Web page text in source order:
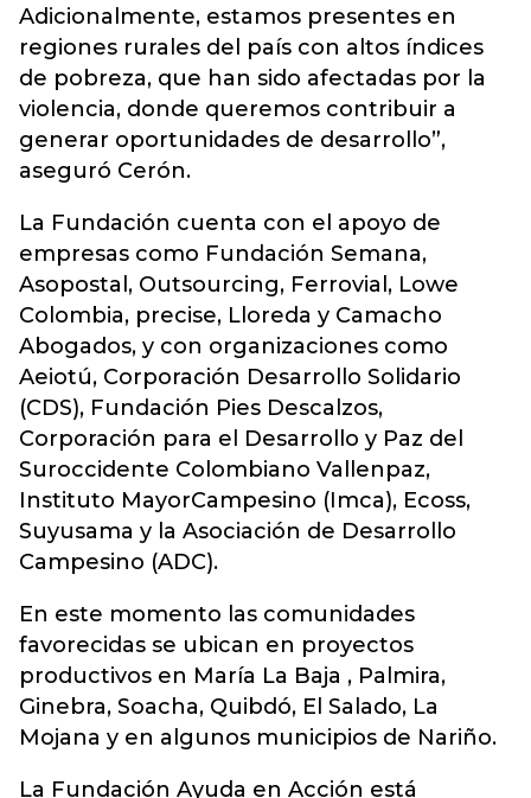
Adicionalmente, estamos presentes en
regiones rurales del país con altos índices
de pobreza, que han sido afectadas por la
violencia, donde queremos contribuir a
generar oportunidades de desarrollo”,
aseguró Cerón.
La Fundación cuenta con el apoyo de
empresas como Fundación Semana,
Asopostal, Outsourcing, Ferrovial, Lowe
Colombia, precise, Lloreda y Camacho
Abogados, y con organizaciones como
Aeiotú, Corporación Desarrollo Solidario
(CDS), Fundación Pies Descalzos,
Corporación para el Desarrollo y Paz del
Suroccidente Colombiano Vallenpaz,
Instituto MayorCampesino (Imca), Ecoss,
Suyusama y la Asociación de Desarrollo
Campesino (ADC).
En este momento las comunidades
favorecidas se ubican en proyectos
productivos en María La Baja , Palmira,
Ginebra, Soacha, Quibdó, El Salado, La
Mojana y en algunos municipios de Nariño.
La Fundación Ayuda en Acción está